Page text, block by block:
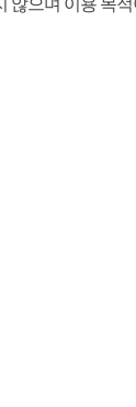
으며 이용 목